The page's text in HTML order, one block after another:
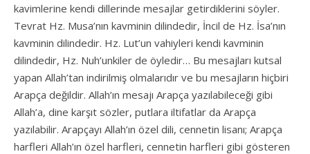
kavimlerine kendi dillerinde mesajlar getirdiklerini söyler.
Tevrat Hz. Musa’nın kavminin dilindedir, İncil de Hz. İsa’nın
kavminin dilindedir. Hz. Lut’un vahiyleri kendi kavminin
dilindedir, Hz. Nuh’unkiler de öyledir… Bu mesajları kutsal
yapan Allah’tan indirilmiş olmalarıdır ve bu mesajların hiçbiri
Arapça değildir. Allah’ın mesajı Arapça yazılabileceği gibi
Allah’a, dine karşıt sözler, putlara iltifatlar da Arapça
yazılabilir. Arapçayı Allah’ın özel dili, cennetin lisanı; Arapça
harfleri Allah’ın özel harfleri, cennetin harfleri gibi gösteren